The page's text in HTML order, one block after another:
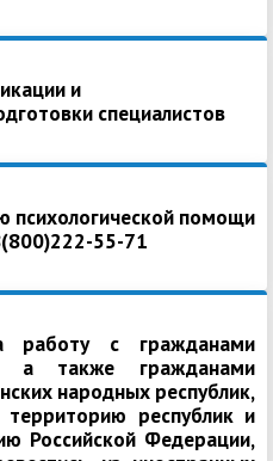
и
специалистов
психологической помощи
55-71
работу с гражданами
а также гражданами
народных республик,
республик и
Российской Федерации,